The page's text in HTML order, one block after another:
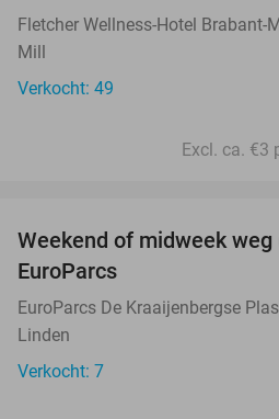
Fletcher Wellness-Hotel Brabant-
Mill
Verkocht: 49
Excl. ca. €3
Weekend of midweek weg
EuroParcs
EuroParcs De Kraaijenbergse
Linden
Verkocht: 7